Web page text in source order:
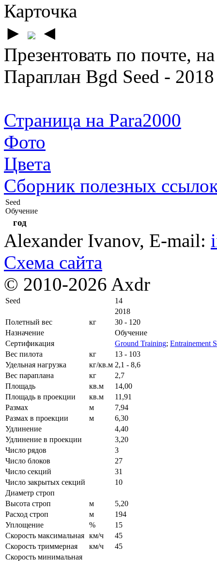
Карточка
►
◄
Презентовать по почте,
Параплан Bgd Seed -
Страница на Para2000
Фото
Цвета
Сборник полезных
Seed
Обучение
год
Alexander Ivanov, E-mail:
Схема сайта
© 2010-2026 Axdr
Seed
14
2018
Полетный вес
кг
30 - 120
Назначение
Обучение
Сертификация
Ground Training; Entrainement
Вес пилота
кг
13 - 103
Удельная нагрузка
кг/кв.м 2,1 - 8,6
Вес параплана
кг
2,7
Площадь
кв.м
14,00
Площадь в проекции
кв.м
11,91
Размах
м
7,94
Размах в проекции
м
6,30
Удлинение
4,40
Удлинение в проекции
3,20
Число рядов
3
Число блоков
27
Число секций
31
Число закрытых секций
10
Диаметр строп
Высота строп
м
5,20
Расход строп
м
194
Уплощение
%
15
Скорость максимальная км/ч
45
Скорость триммерная
км/ч
45
Скорость минимальная